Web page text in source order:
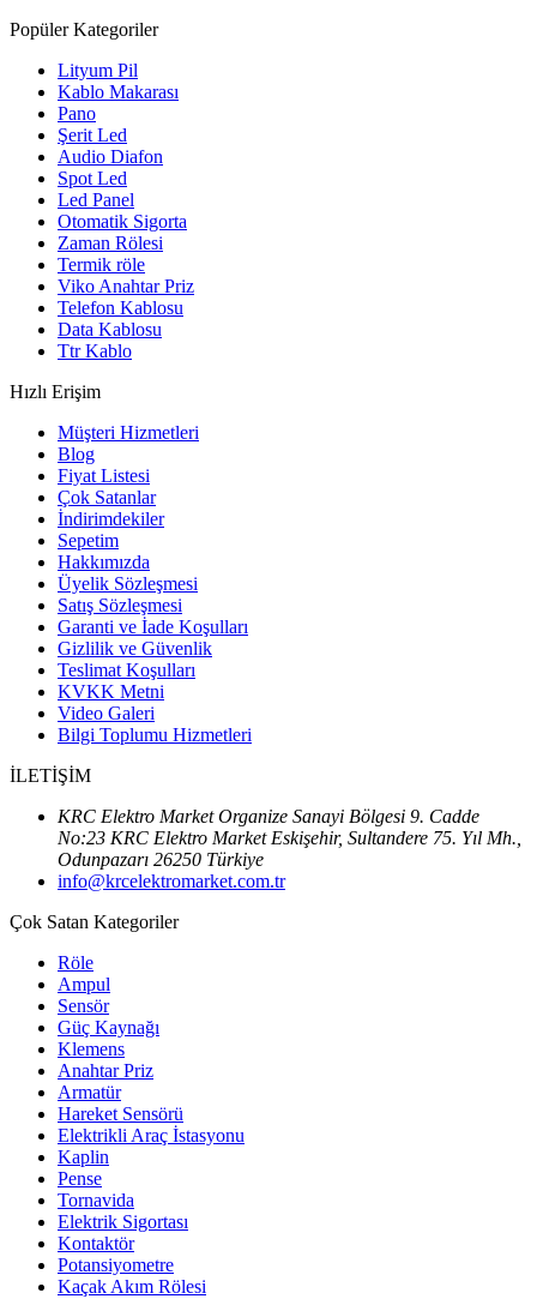
Popüler Kategoriler
Lityum Pil
Kablo Makarası
Pano
Şerit Led
Audio Diafon
Spot Led
Led Panel
Otomatik Sigorta
Zaman Rölesi
Termik röle
Viko Anahtar Priz
Telefon Kablosu
Data Kablosu
Ttr Kablo
Hızlı Erişim
Müşteri Hizmetleri
Blog
Fiyat Listesi
Çok Satanlar
İndirimdekiler
Sepetim
Hakkımızda
Üyelik Sözleşmesi
Satış Sözleşmesi
Garanti ve İade Koşulları
Gizlilik ve Güvenlik
Teslimat Koşulları
KVKK Metni
Video Galeri
Bilgi Toplumu Hizmetleri
İLETİŞİM
KRC Elektro Market Organize Sanayi Bölgesi 9. Cadde
No:23 KRC Elektro Market Eskişehir, Sultandere 75. Yıl Mh.,
Odunpazarı 26250 Türkiye
info@krcelektromarket.com.tr
Çok Satan Kategoriler
Röle
Ampul
Sensör
Güç Kaynağı
Klemens
Anahtar Priz
Armatür
Hareket Sensörü
Elektrikli Araç İstasyonu
Kaplin
Pense
Tornavida
Elektrik Sigortası
Kontaktör
Potansiyometre
Kaçak Akım Rölesi